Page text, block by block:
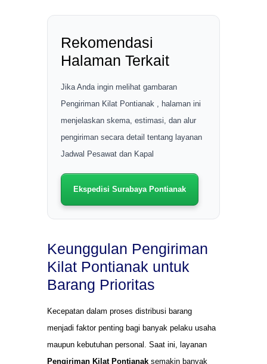
Rekomendasi
Halaman Terkait
Jika Anda ingin melihat gambaran
Pengiriman Kilat Pontianak , halaman ini
menjelaskan skema, estimasi, dan alur
pengiriman secara detail tentang layanan
Jadwal Pesawat dan Kapal
Ekspedisi Surabaya Pontianak
Keunggulan Pengiriman
Kilat Pontianak untuk
Barang Prioritas
Kecepatan dalam proses distribusi barang
menjadi faktor penting bagi banyak pelaku usaha
maupun kebutuhan personal. Saat ini, layanan
Pengiriman Kilat Pontianak semakin banyak